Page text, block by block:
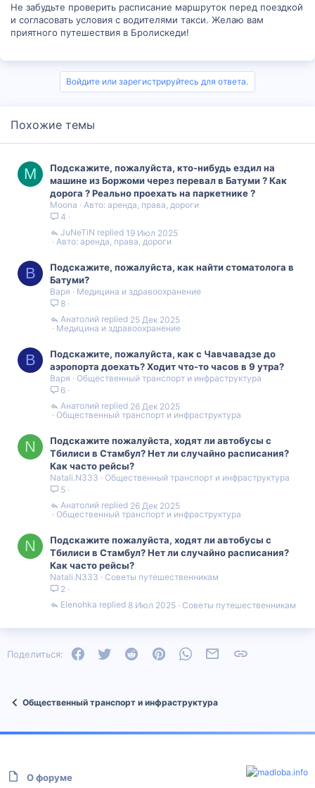
Не забудьте проверить расписание маршруток перед поездкой
и согласовать условия с водителями такси. Желаю вам
приятного путешествия в Бролискеди!
Войдите или зарегистрируйтесь для ответа.
Похожие темы
M
Подскажите, пожалуйста, кто-нибудь ездил на
машине из Боржоми через перевал в Батуми ? Как
дорога ? Реально проехать на паркетнике ?
Moona
Авто: аренда, права, дороги
4
Авто: аренда, права, дороги
19 Июл 2025
JuNeTiN
В
Подскажите, пожалуйста, как найти стоматолога в
Батуми?
Варя
Медицина и здравоохранение
8
Медицина и здравоохранение
25 Дек 2025
Анатолий
В
Подскажите, пожалуйста, как с Чавчавадзе до
аэропорта доехать? Ходит что-то часов в 9 утра?
Варя
Общественный транспорт и инфраструктура
6
Общественный транспорт и инфраструктура
26 Дек 2025
Анатолий
N
Подскажите пожалуйста, ходят ли автобусы с
Тбилиси в Стамбул? Нет ли случайно расписания?
Как часто рейсы?
Natali.N333
Общественный транспорт и инфраструктура
5
Общественный транспорт и инфраструктура
26 Дек 2025
Анатолий
N
Подскажите пожалуйста, ходят ли автобусы с
Тбилиси в Стамбул? Нет ли случайно расписания?
Как часто рейсы?
Natali.N333
Советы путешественникам
2
Советы путешественникам
8 Июл 2025
Elenohka
Поделиться: FacebookTwitter Reddit PinterestWhatsAppЭлектронная почта
Общественный транспорт и инфраструктура
О форуме